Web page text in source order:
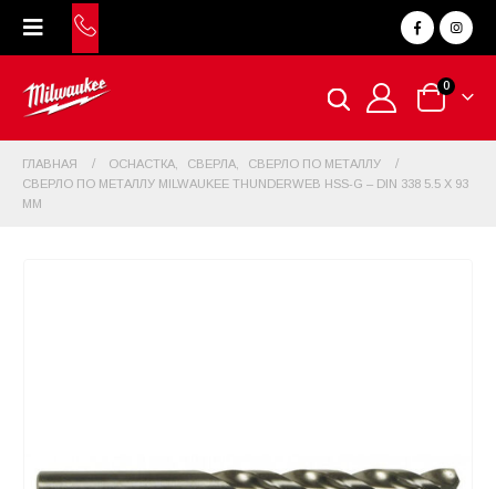
0
ГЛАВНАЯ ОСНАСТКА СВЕРЛА
СВЕРЛО ПО МЕТАЛЛУ
СВЕРЛО ПО МЕТАЛЛУ MILWAUKEE THUNDERWEB HSS-G – DIN 338 5.5 X 93
ММ